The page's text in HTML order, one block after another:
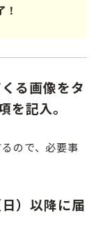
る画像をタ
を記入。
ので、必要事
）以降に届